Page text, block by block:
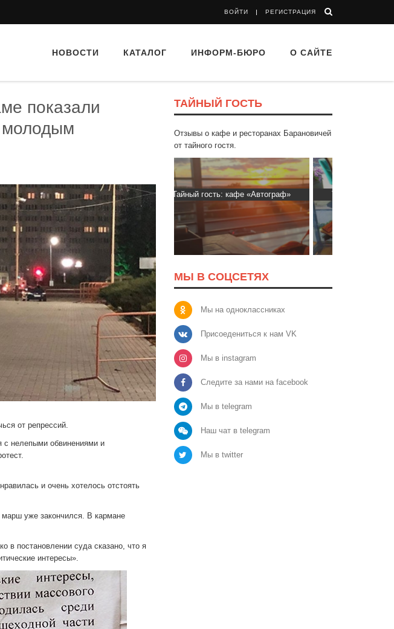
ВОЙТИ РЕГИСТРАЦИЯ
НОВОСТИ КАТАЛОГ ИНФОРМ-БЮРО О САЙТЕ
показали
молодым
от репрессий.
с нелепыми обвинениями и
и очень хотелось отстоять
марш уже закончился. В кармане
в постановлении суда сказано, что я
интересы».
ТАЙНЫЙ ГОСТЬ
Отзывы о кафе и ресторанах Барановичей
от тайного гостя.
Тайный гость: кафе «Автограф» Тайный гость: Гастропаб “Drova”
МЫ В СОЦСЕТЯХ
Мы на одноклассниках
Присоедениться к нам VK
Мы в instagram
Следите за нами на facebook
Мы в telegram
Наш чат в telegram
Мы в twitter